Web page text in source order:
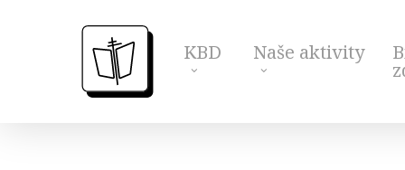
KBD Naše aktivity